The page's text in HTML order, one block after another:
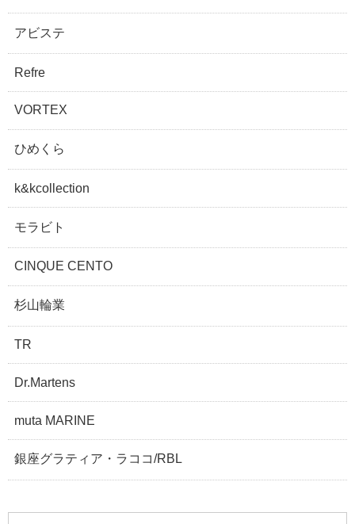
アビステ
Refre
VORTEX
ひめくら
k&kcollection
モラビト
CINQUE CENTO
杉山輪業
TR
Dr.Martens
muta MARINE
銀座グラティア・ラココ/RBL